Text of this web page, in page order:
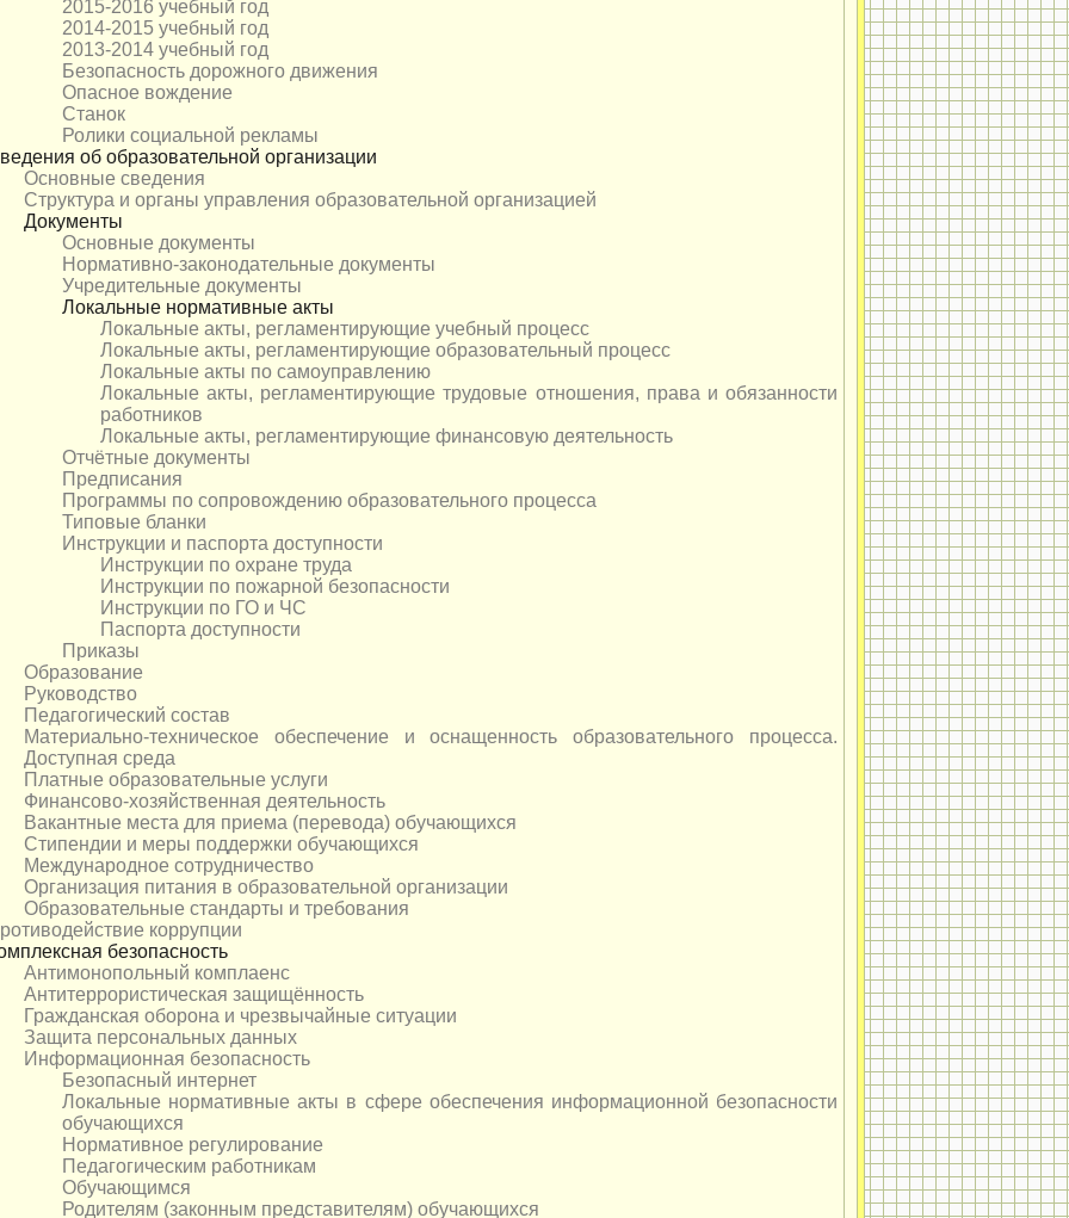
2015-2016 учебный год
2014-2015 учебный год
2013-2014 учебный год
Безопасность дорожного движения
Опасное вождение
Станок
Ролики социальной рекламы
об образовательной организации
Основные сведения
Структура и органы управления образовательной организацией
Документы
Основные документы
Нормативно-законодательные документы
Учредительные документы
Локальные нормативные акты
Локальные акты, регламентирующие учебный процесс
Локальные акты, регламентирующие образовательный процесс
Локальные акты по самоуправлению
Локальные акты, регламентирующие трудовые отношения, права и обязанности
работников
Локальные акты, регламентирующие финансовую деятельность
Отчётные документы
Предписания
Программы по сопровождению образовательного процесса
Типовые бланки
Инструкции и паспорта доступности
Инструкции по охране труда
Инструкции по пожарной безопасности
Инструкции по ГО и ЧС
Паспорта доступности
Приказы
Образование
Руководство
Педагогический состав
Материально-техническое обеспечение и оснащeнность образовательного процесса.
Доступная среда
Платные образовательные услуги
Финансово-хозяйственная деятельность
Вакантные места для приема (перевода) обучающихся
Стипендии и меры поддержки обучающихся
Международное сотрудничество
Организация питания в образовательной организации
Образовательные стандарты и требования
коррупции
безопасность
Антимонопольный комплаенс
Антитеррористическая защищённость
Гражданская оборона и чрезвычайные ситуации
Защита персональных данных
Информационная безопасность
Безопасный интернет
Локальные нормативные акты в сфере обеспечения информационной безопасности
обучающихся
Нормативное регулирование
Педагогическим работникам
Обучающимся
Родителям (законным представителям) обучающихся